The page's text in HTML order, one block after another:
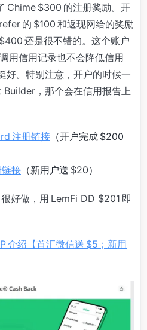
Chime $300 的注册奖励。开
的 $100 和返现网给的奖励
还是很不错的。这个账户
用信用记录也不会降低信用
好。特别注意，开户的时候一
，那个会在信用报告上
注册链接 （开户完成 $200
接 （新用户送 $20）
好做，用 LemFi DD $201 即
介绍【首汇微信送 $5；新用